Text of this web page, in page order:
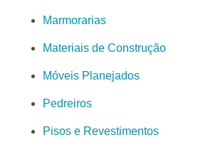
Marmorarias
Materiais de Construção
Móveis Planejados
Pedreiros
Pisos e Revestimentos